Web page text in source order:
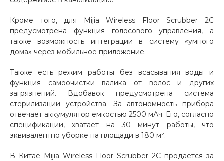
выбранный способом
Оставшиеся 75% будут
списываться с вашей карты
Подробнее
об оплате Плайтом
Кроме того, для Mijia Wireless Floor Scrubber 2C
предусмотрена функция голосового управления, а
также возможность интеграции в систему «умного
дома» через мобильное приложение.
Также есть режим работы без всасывания воды и
функция самоочистки валика от волос и других
загрязнений. Вдобавок предусмотрена система
стерилизации устройства. За автономность прибора
отвечает аккумулятор емкостью 2500 мАч. Его, согласно
спецификации, хватает на 30 минут работы, что
эквивалентно уборке на площади в 180 м².
В Китае Mijia Wireless Floor Scrubber 2C продается за